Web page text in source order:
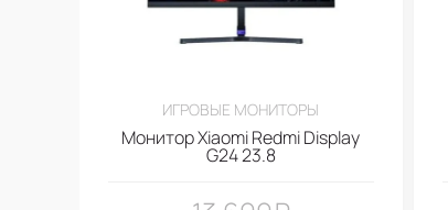
ИГРОВЫЕ МОНИТОРЫ
Монитор Xiaomi Redmi Display
G24 23.8